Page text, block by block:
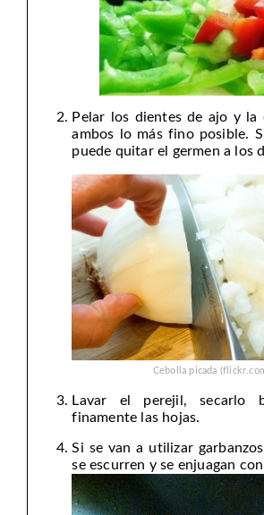
Pelar los dientes de ajo y la
ambos lo más fino posible.
puede quitar el germen a los
Cebolla picada
Lavar el perejil, secarlo
finamente las hojas.
Si se van a utilizar
se escurren y se enjuagan